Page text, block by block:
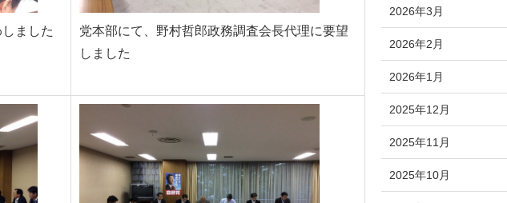
ました
党本部にて、野村哲郎政務調査会長代理に要望
しました
2026年3月
2026年2月
2026年1月
2025年12月
2025年11月
2025年10月